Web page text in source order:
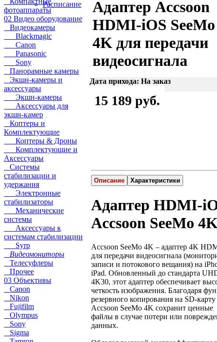
Расписание
фотоаппараты
02 Видео оборудование
Видеокамеры
Blackmagic
Canon
Panasonic
Sony
Панорамные камеры
Экшн-камеры и
аксессуары
Экшн-камеры
Аксессуары для
экшн-камер
Коптеры и
Комплектующие
Коптеры & Дроны
Комплектующие и
Аксессуары
Системы
стабилизации и
удержания
Электронные
стабилизаторы
Механические
системы
Аксессуары к
системам стабилизации
Syrp
Видеомониторы
Телесуфлеры
Прочее
03 Объективы
Canon
Nikon
Fujifilm
Olympus
Sony
Sigma
Адаптер Accsoon
HDMI-iOS SeeMo
4K для передачи
видеосигнала
Дата прихода: На заказ
15 189 руб.
Описание Характеристики
Адаптер HDMI-
Accsoon SeeMo
Accsoon SeeMo 4K – адаптер 4K
для передачи видеосигнала
записи и потокового вещания) на
iPad. Обновленный до стандарта
4K30, этот адаптер обеспечивает
четкость изображения. Благодаря
резервного копирования на SD-карту
Accsoon SeeMo 4K сохранит ценные
файлы в случае потери или
данных.